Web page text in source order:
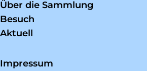
Über die Sammlung
Besuch
Aktuell
Impressum